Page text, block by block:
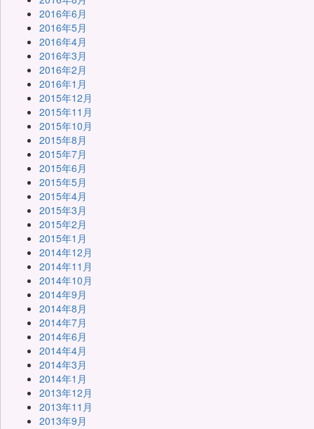
2016年6月
2016年5月
2016年4月
2016年3月
2016年2月
2016年1月
2015年12月
2015年11月
2015年10月
2015年8月
2015年7月
2015年6月
2015年5月
2015年4月
2015年3月
2015年2月
2015年1月
2014年12月
2014年11月
2014年10月
2014年9月
2014年8月
2014年7月
2014年6月
2014年4月
2014年3月
2014年1月
2013年12月
2013年11月
2013年9月